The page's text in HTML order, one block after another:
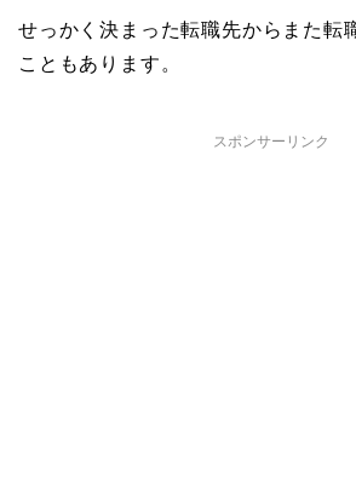
せっかく決まった転職先からまた転
こともあります。
スポンサーリンク